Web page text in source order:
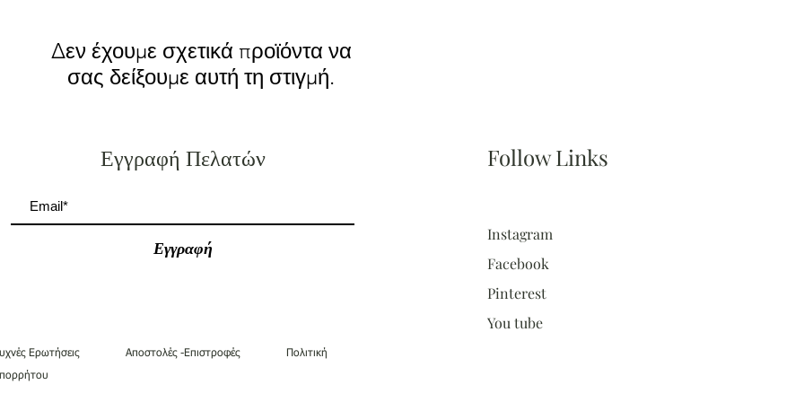
Δεν έχουμε σχετικά προϊόντα να
σας δείξουμε αυτή τη στιγμή.
Εγγραφή Πελατών
Εγγραφή
ΕρωτήσειςΑποστολές -Επιστροφές Πολιτική
Follow Links
Instagram
Facebook
Pinterest
You tube